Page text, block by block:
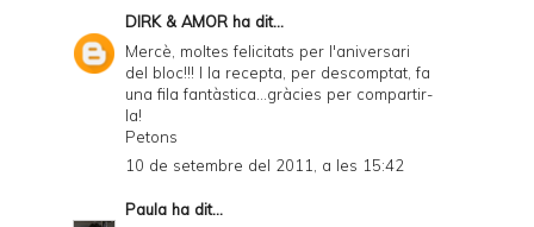
DIRK & AMOR ha dit...
Mercè, moltes felicitats per l'aniversari
del bloc!!! I la recepta, per descomptat, fa
una fila fantàstica...gràcies per compartir-
la!
Petons
10 de setembre del 2011, a les 15:42
Paula ha dit...